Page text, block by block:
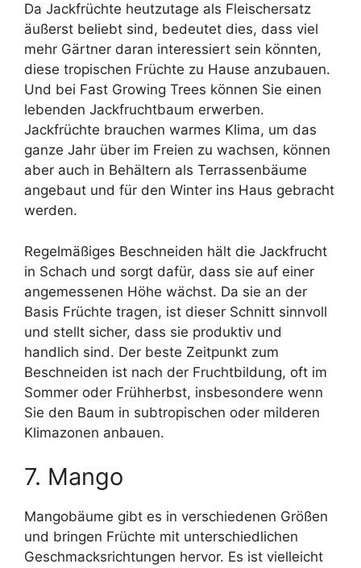
Da Jackfrüchte heutzutage als Fleischersatz
äußerst beliebt sind, bedeutet dies, dass viel
mehr Gärtner daran interessiert sein könnten,
diese tropischen Früchte zu Hause anzubauen.
Und bei Fast Growing Trees können Sie einen
lebenden Jackfruchtbaum erwerben.
Jackfrüchte brauchen warmes Klima, um das
ganze Jahr über im Freien zu wachsen, können
aber auch in Behältern als Terrassenbäume
angebaut und für den Winter ins Haus gebracht
werden.
Regelmäßiges Beschneiden hält die Jackfrucht
in Schach und sorgt dafür, dass sie auf einer
angemessenen Höhe wächst. Da sie an der
Basis Früchte tragen, ist dieser Schnitt sinnvoll
und stellt sicher, dass sie produktiv und
handlich sind. Der beste Zeitpunkt zum
Beschneiden ist nach der Fruchtbildung, oft im
Sommer oder Frühherbst, insbesondere wenn
Sie den Baum in subtropischen oder milderen
Klimazonen anbauen.
7. Mango
Mangobäume gibt es in verschiedenen Größen
und bringen Früchte mit unterschiedlichen
Geschmacksrichtungen hervor. Es ist vielleicht